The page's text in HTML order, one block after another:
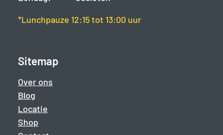
*Lunchpauze 12:15 tot 13:00 uur
Sitemap
Over ons
Blog
Locatie
Shop